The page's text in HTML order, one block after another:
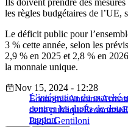
Ils doivent prendre des
les règles budgétaires de l’UE,
Le déficit public pour
3 % cette année, selon les
2,9 % en 2025 et 2,8 % en
la monnaie unique.
L’intégration du marché
contrer les droits de
rapport
Nov 15, 2024 - 12:28
ÉconomieAntoine
dette publiqueÉconomie
Paolo Gentiloni